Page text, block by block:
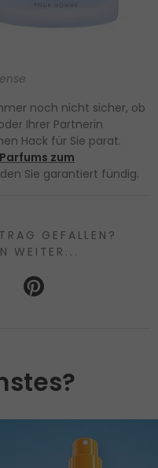
noch nicht sicher, ob
Ihrer Partnerin
Hack für Sie parat.
Parfums zum
Sie garantiert fündig.
GEFALLEN?
WEITER...